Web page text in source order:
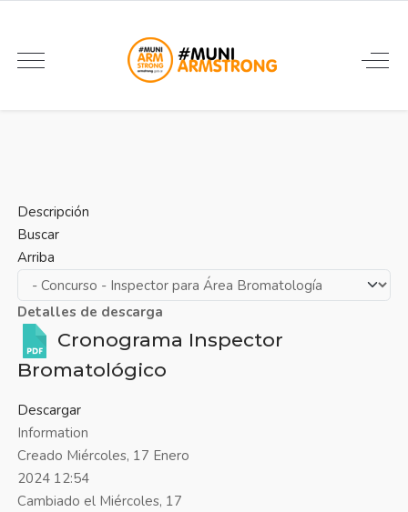
Descripción
Buscar
Arriba
Detalles de descarga
Cronograma Inspector
Bromatológico
Descargar
Information
Creado Miércoles, 17 Enero
2024 12:54
Cambiado el Miércoles, 17